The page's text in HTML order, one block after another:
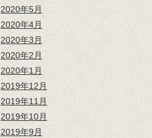
2020年5月
2020年4月
2020年3月
2020年2月
2020年1月
2019年12月
2019年11月
2019年10月
2019年9月